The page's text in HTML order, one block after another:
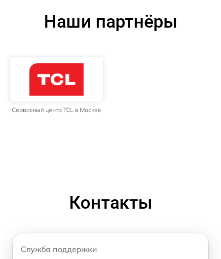
Наши партнёры
Сервисный центр TCL в Москве
Контакты
Служба поддержки